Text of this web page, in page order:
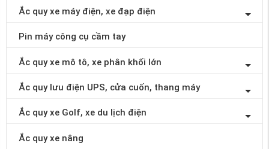
Ắc quy xe máy điện, xe đạp điện
Pin máy công cụ cầm tay
Ắc quy xe mô tô, xe phân khối lớn
Ắc quy lưu điện UPS, cửa cuốn, thang máy
Ắc quy xe Golf, xe du lịch điện
Ắc quy xe nâng